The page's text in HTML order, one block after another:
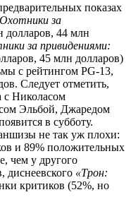
показах
за
долларов, 44 млн
за привидениями:
45 млн долларов)
с рейтингом PG-13,
Следует отметить,
с Николасом
Эльбой, Джаредом
в субботу.
не так уж плохи:
и 89% положительных
чем у другого
диснеевского «Трон:
критиков (52%, но